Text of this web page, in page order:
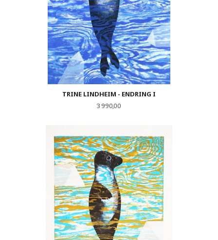
TRINE LINDHEIM - ENDRING I
Pris
3 990,00